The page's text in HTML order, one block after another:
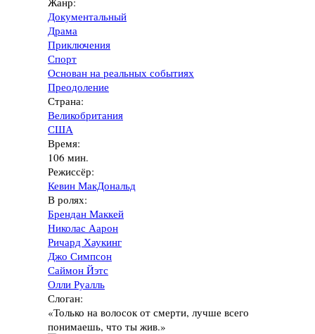
Документальный
Драма
Приключения
Спорт
Основан на реальных событиях
Преодоление
Страна:
Великобритания
США
Время:
106 мин.
Режиссёр:
Кевин МакДональд
В ролях:
Брендан Маккей
Николас Аарон
Ричард Хаукинг
Джо Симпсон
Саймон Йэтс
Олли Руалль
Слоган:
«Только на волосок от смерти, лучше всего
понимаешь, что ты жив.»